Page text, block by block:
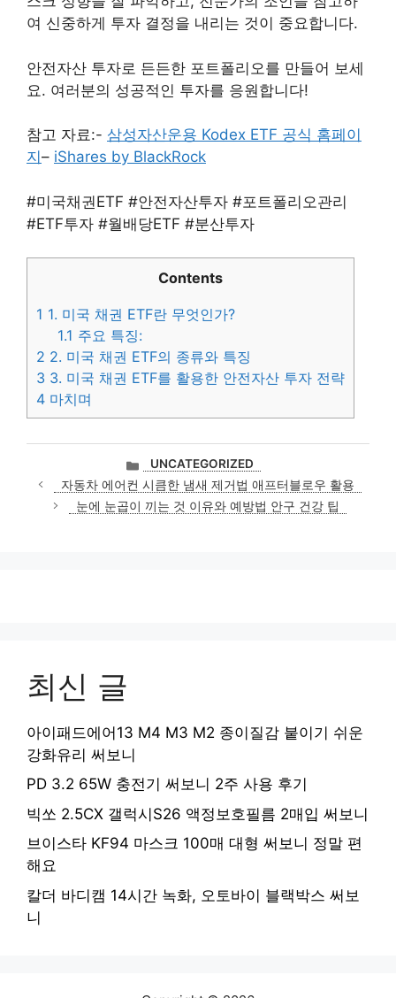
여 신중하게 투자 결정을 내리는 것이 중요합니다.
안전자산 투자로 든든한 포트폴리오를 만들어 보세
요. 여러분의 성공적인 투자를 응원합니다!
참고 자료:- 삼성자산운용 Kodex ETF 공식 홈페이
지– iShares by BlackRock
#미국채권ETF #안전자산투자 #포트폴리오관리
#ETF투자 #월배당ETF #분산투자
Contents
1 1. 미국 채권 ETF란 무엇인가?
1.1 주요 특징:
2 2. 미국 채권 ETF의 종류와 특징
3 3. 미국 채권 ETF를 활용한 안전자산 투자 전략
4 마치며
카
테
고
리
UNCATEGORIZED
자동차 에어컨 시큼한 냄새 제거법 애프터블로우 활용
눈에 눈곱이 끼는 것 이유와 예방법 안구 건강 팁
최신 글
아이패드에어13 M4 M3 M2 종이질감 붙이기 쉬운
강화유리 써보니
PD 3.2 65W 충전기 써보니 2주 사용 후기
빅쏘 2.5CX 갤럭시S26 액정보호필름 2매입 써보니
브이스타 KF94 마스크 100매 대형 써보니 정말 편
해요
칼더 바디캠 14시간 녹화, 오토바이 블랙박스 써보
니